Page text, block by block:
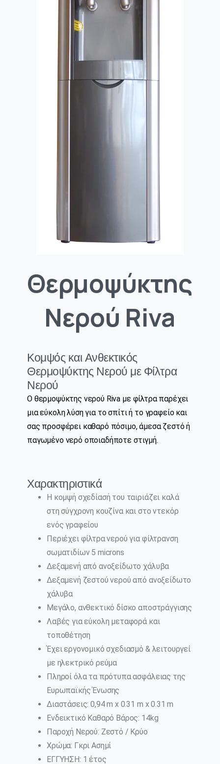
Θερμοψύκτης
Νερού Riva
Κομψός και Ανθεκτικός
Θερμοψύκτης Νερού με Φίλτρα
Νερού
Ο θερμοψύκτης νερού Riva με φίλτρα παρέχει
μια εύκολη λύση για το σπίτι ή το γραφείο και
σας προσφέρει καθαρό πόσιμο, άμεσα ζεστό ή
παγωμένο νερό οποιαδήποτε στιγμή.
Χαρακτηριστικά
Η κομψή σχεδίασή του ταιριάζει καλά
στη σύγχρονη κουζίνα και στο ντεκόρ
ενός γραφείου
Περιέχει φίλτρα νερού για φίλτρανση
σωματιδίων 5 microns
Δεξαμενή από ανοξείδωτο χάλυβα
Δεξαμενή ζεστού νερού από ανοξείδωτο
χάλυβα
Μεγάλο, ανθεκτικό δίσκο αποστράγγισης
Λαβές για εύκολη μεταφορά και
τοποθέτηση
Έχει εργονομικό σχεδιασμό & λειτουργεί
με ηλεκτρικό ρεύμα
Πληροί όλα τα πρότυπα ασφάλειας της
Ευρωπαϊκής Ένωσης
Διαστάσεις: 0,94 m x 0.31 m x 0.31 m
Ενδεικτικό Καθαρό Βάρος: 14kg
Παροχή Νερού: Ζεστό / Κρύο
Χρώμα: Γκρι Ασημί
ΕΓΓΥΗΣΗ: 1 έτος